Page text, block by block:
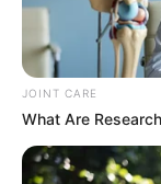
These Scenes
Film
JOINT CARE
What Are